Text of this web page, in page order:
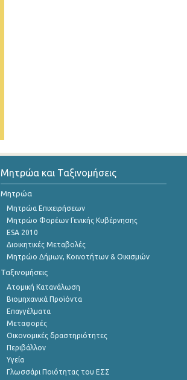
Μητρώα και Ταξινομήσεις
Μητρώα
Μητρώα Επιχειρήσεων
Μητρώο Φορέων Γενικής Κυβέρνησης
ESA 2010
Διοικητικές Μεταβολές
Μητρώο Δήμων, Κοινοτήτων & Οικισμών
Ταξινομήσεις
Ατομική Κατανάλωση
Βιομηχανικά Προϊόντα
Επαγγέλματα
Μεταφορές
Οικονομικές δραστηριότητες
Περιβάλλον
Υγεία
Γλωσσάρι Ποιότητας του ΕΣΣ